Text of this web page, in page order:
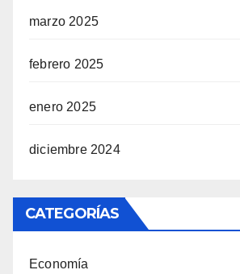
marzo 2025
febrero 2025
enero 2025
diciembre 2024
CATEGORÍAS
Economía